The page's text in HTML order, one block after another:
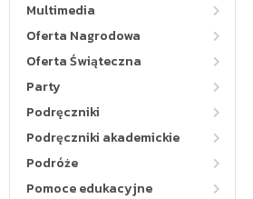
Multimedia
Oferta Nagrodowa
Oferta Świąteczna
Party
Podręczniki
Podręczniki akademickie
Podróże
Pomoce edukacyjne